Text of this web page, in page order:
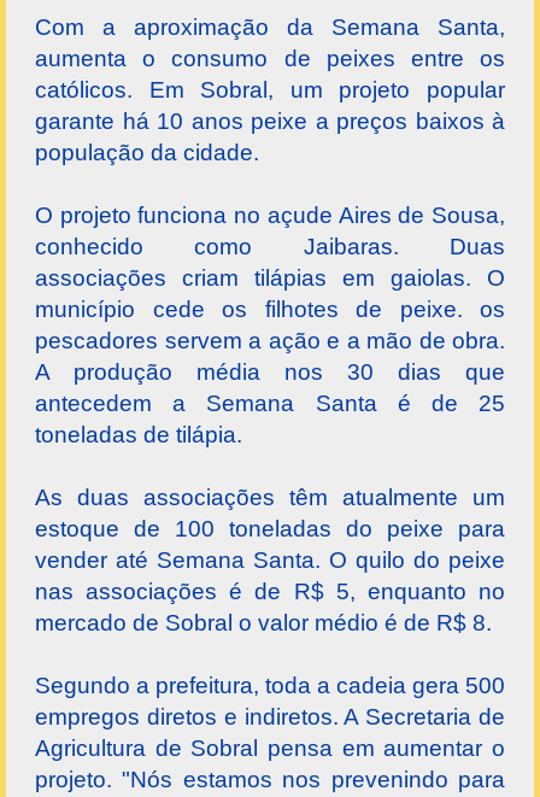
Com a aproximação da Semana Santa,
aumenta o consumo de peixes entre os
católicos. Em Sobral, um projeto popular
garante há 10 anos peixe a preços baixos à
população da cidade.
O projeto funciona no açude Aires de Sousa,
conhecido como Jaibaras. Duas
associações criam tilápias em gaiolas. O
município cede os filhotes de peixe. os
pescadores servem a ação e a mão de obra.
A produção média nos 30 dias que
antecedem a Semana Santa é de 25
toneladas de tilápia.
As duas associações têm atualmente um
estoque de 100 toneladas do peixe para
vender até Semana Santa. O quilo do peixe
nas associações é de R$ 5, enquanto no
mercado de Sobral o valor médio é de R$ 8.
Segundo a prefeitura, toda a cadeia gera 500
empregos diretos e indiretos. A Secretaria de
Agricultura de Sobral pensa em aumentar o
projeto. "Nós estamos nos prevenindo para